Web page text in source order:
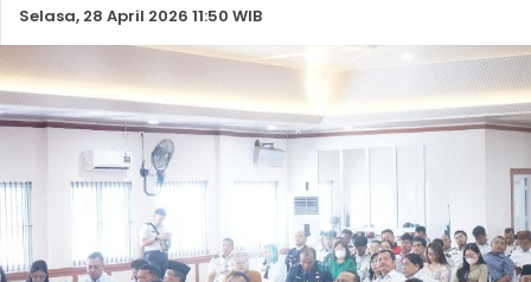
Selasa, 28 April 2026 11:50 WIB